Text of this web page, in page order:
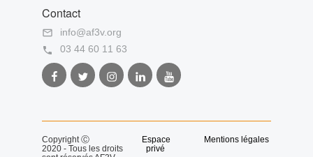
Contact

info@af3v.org

03 44 60 11 63
Facebook
AF3V
Twitter
AF3V
Instagram
AF3V
LinkedIn
AF3V
Youtube
AF3V
Copyright Ⓒ
2020 - Tous les droits
Espace
privé
Mentions légales